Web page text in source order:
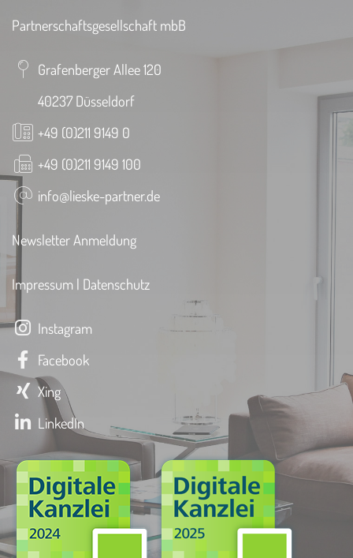
Partnerschaftsgesellschaft mbB
Grafenberger Allee 120
40237 Düsseldorf
+49 (0)211 9149 0
+49 (0)211 9149 100
info@lieske-partner.de
Newsletter Anmeldung
Impressum | Datenschutz
Instagram
Facebook
Xing
LinkedIn